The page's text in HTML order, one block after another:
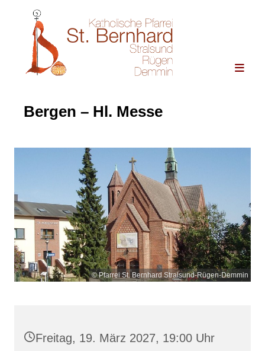
Bergen – Hl. Messe
© Pfarrei St. Bernhard Stralsund-Rügen-Demmin
Freitag, 19. März 2027, 19:00 Uhr